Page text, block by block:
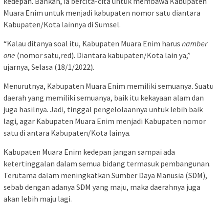
Muara Enim untuk menjadi kabupaten nomor satu diantara
Kabupaten/Kota lainnya di Sumsel.
“Kalau ditanya soal itu, Kabupaten Muara Enim harus namber
one (nomor satu,red). Diantara kabupaten/Kota lain ya,”
ujarnya, Selasa (18/1/2022).
Menurutnya, Kabupaten Muara Enim memiliki semuanya. Suatu
daerah yang memiliki semuanya, baik itu kekayaan alam dan
juga hasilnya. Jadi, tinggal pengelolaannya untuk lebih baik
lagi, agar Kabupaten Muara Enim menjadi Kabupaten nomor
satu di antara Kabupaten/Kota lainya.
Kabupaten Muara Enim kedepan jangan sampai ada
ketertinggalan dalam semua bidang termasuk pembangunan.
Terutama dalam meningkatkan Sumber Daya Manusia (SDM),
sebab dengan adanya SDM yang maju, maka daerahnya juga
akan lebih maju lagi.